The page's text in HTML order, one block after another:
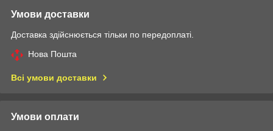
Умови доставки
Доставка здійснюється тільки по передоплаті.
Нова Пошта
Всі умови доставки
Умови оплати